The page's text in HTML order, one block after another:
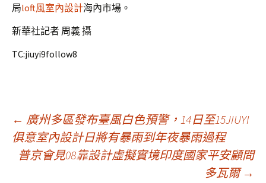
局loft風室內設計海內市場。
新華社記者 周義 攝
TC:jiuyi9follow8
文
章
← 廣州多區發布臺風白色預警，14日至15JIUYI
俱意室內設計日將有暴雨到年夜暴雨過程
普京會見08靠設計虛擬實境印度國家平安顧問
多瓦爾 →